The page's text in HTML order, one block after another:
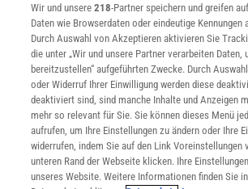
Widerruf
INFO
Mediadaten
Datenschutz
Nutzungsbedingungen
Cookie-Einstellungen
Utiq verwalten
Nutzungsbasierte Onlinewerbung
Alle Artikel
Impressum
Wir und unsere218-Partner speichern und greifen
Daten wie Browserdaten oder eindeutige Kennungen
Durch Auswahl von Akzeptieren aktivieren Sie
die unter „Wir und unsere Partner verarbeiten Daten,
bereitzustellen“ aufgeführten Zwecke. Durch
oder Widerruf Ihrer Einwilligung werden diese
deaktiviert sind, sind manche Inhalte und Anzeigen
mehr so relevant für Sie. Sie können dieses Menü
aufrufen, um Ihre Einstellungen zu ändern oder Ihre
widerrufen, indem Sie auf den Link Voreinstellungen
unteren Rand der Webseite klicken. Ihre
unseres Website. Weitere Informationen finden Sie